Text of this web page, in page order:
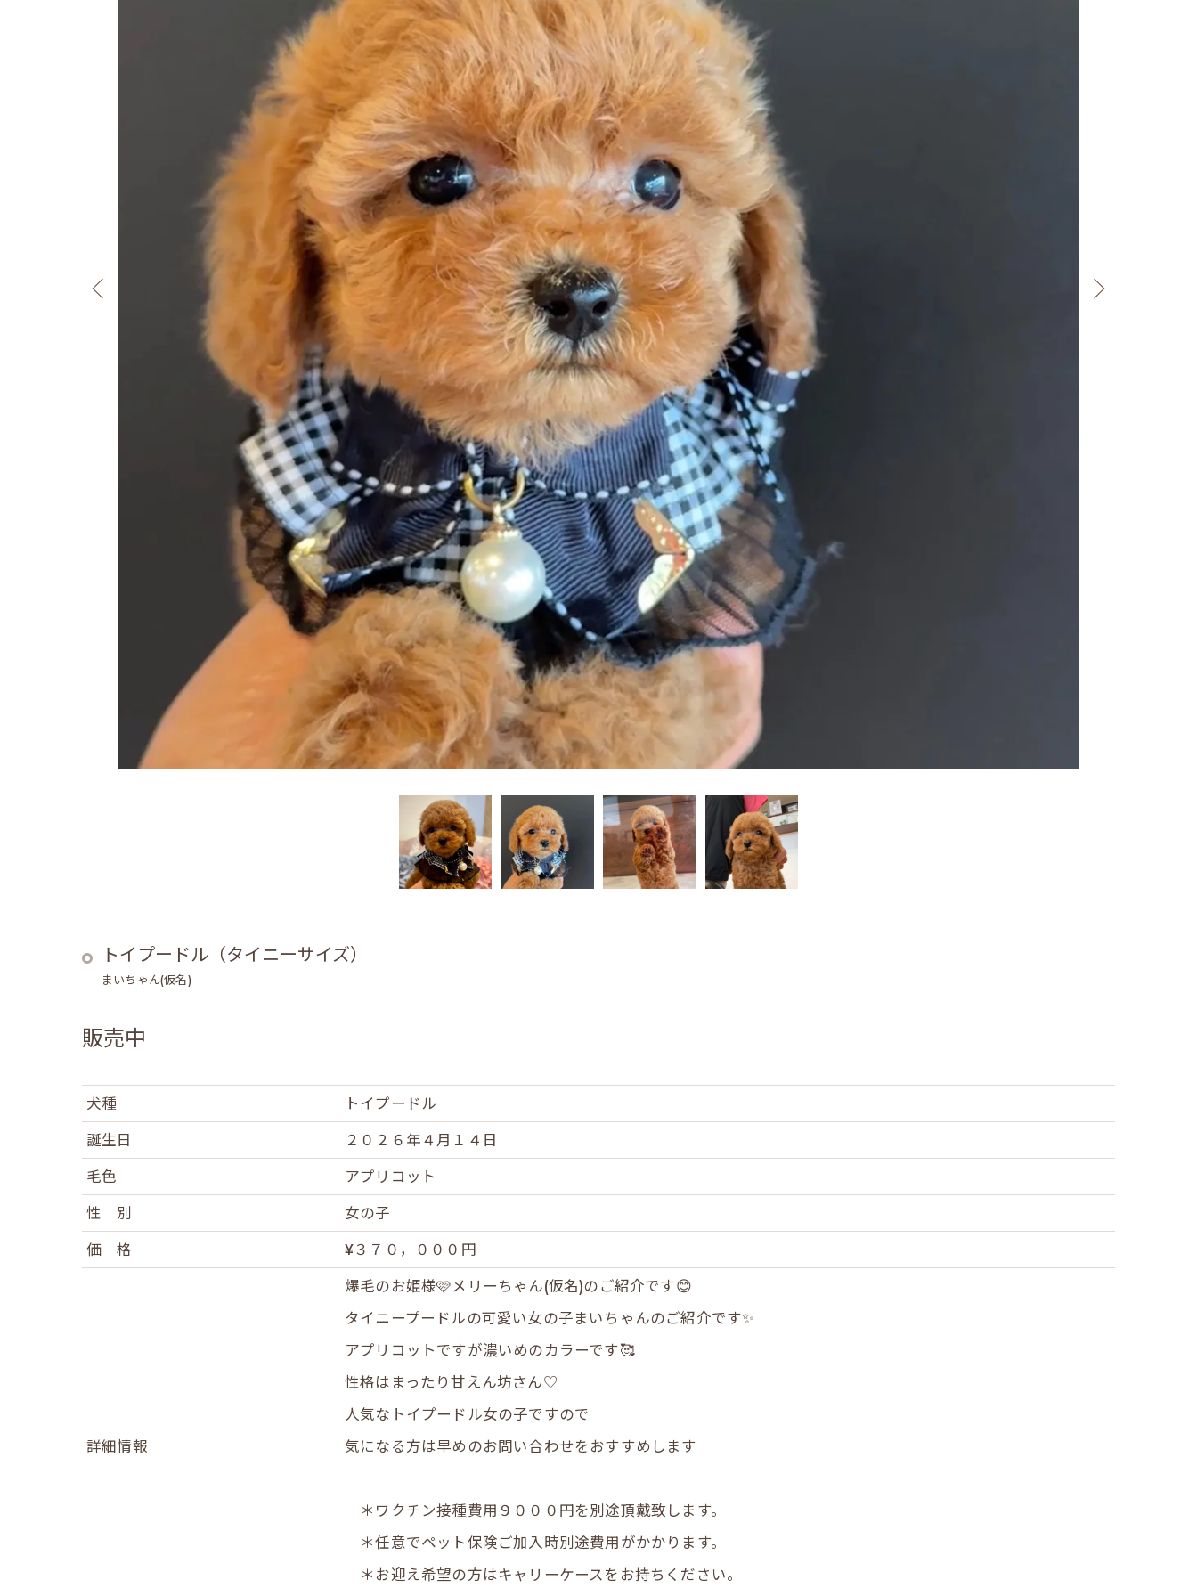
トイプードル（タイニーサイズ）
まいちゃん(仮名)
販売中
犬種
トイプードル
誕生日
２０２６年４月１４日
毛色
アプリコット
性 別
女の子
価 格
¥３７０，０００円
詳細情報
爆毛のお姫様🩷メリーちゃん(仮名)のご紹介です😊
タイニープードルの可愛い女の子まいちゃんのご紹介です✨
アプリコットですが濃いめのカラーです🥰
性格はまったり甘えん坊さん♡
人気なトイプードル女の子ですので
気になる方は早めのお問い合わせをおすすめします
＊ワクチン接種費用９０００円を別途頂戴致します。
＊任意でペット保険ご加入時別途費用がかかります。
＊お迎え希望の方はキャリーケースをお持ちください。